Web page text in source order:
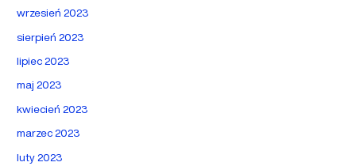
wrzesień 2023
sierpień 2023
lipiec 2023
maj 2023
kwiecień 2023
marzec 2023
luty 2023